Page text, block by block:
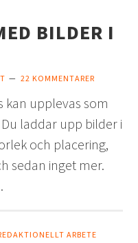
BILDER I
22 KOMMENTARER
kan upplevas som
laddar upp bilder i
och placering,
sedan inget mer.
ARBETE